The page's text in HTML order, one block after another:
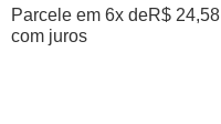
Parcele em 6x deR$ 24,58
com juros